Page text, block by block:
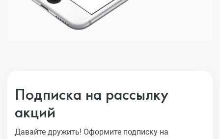
Подписка на рассылку
акций
Давайте дружить! Оформите подписку на